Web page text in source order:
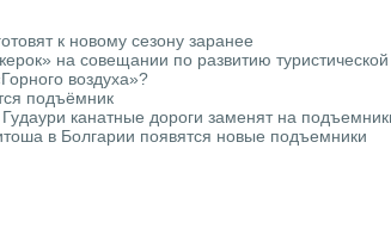
к новому сезону заранее
на совещании по развитию туристической
воздуха»?
подъёмник
канатные дороги заменят на
в Болгарии появятся новые подъемники